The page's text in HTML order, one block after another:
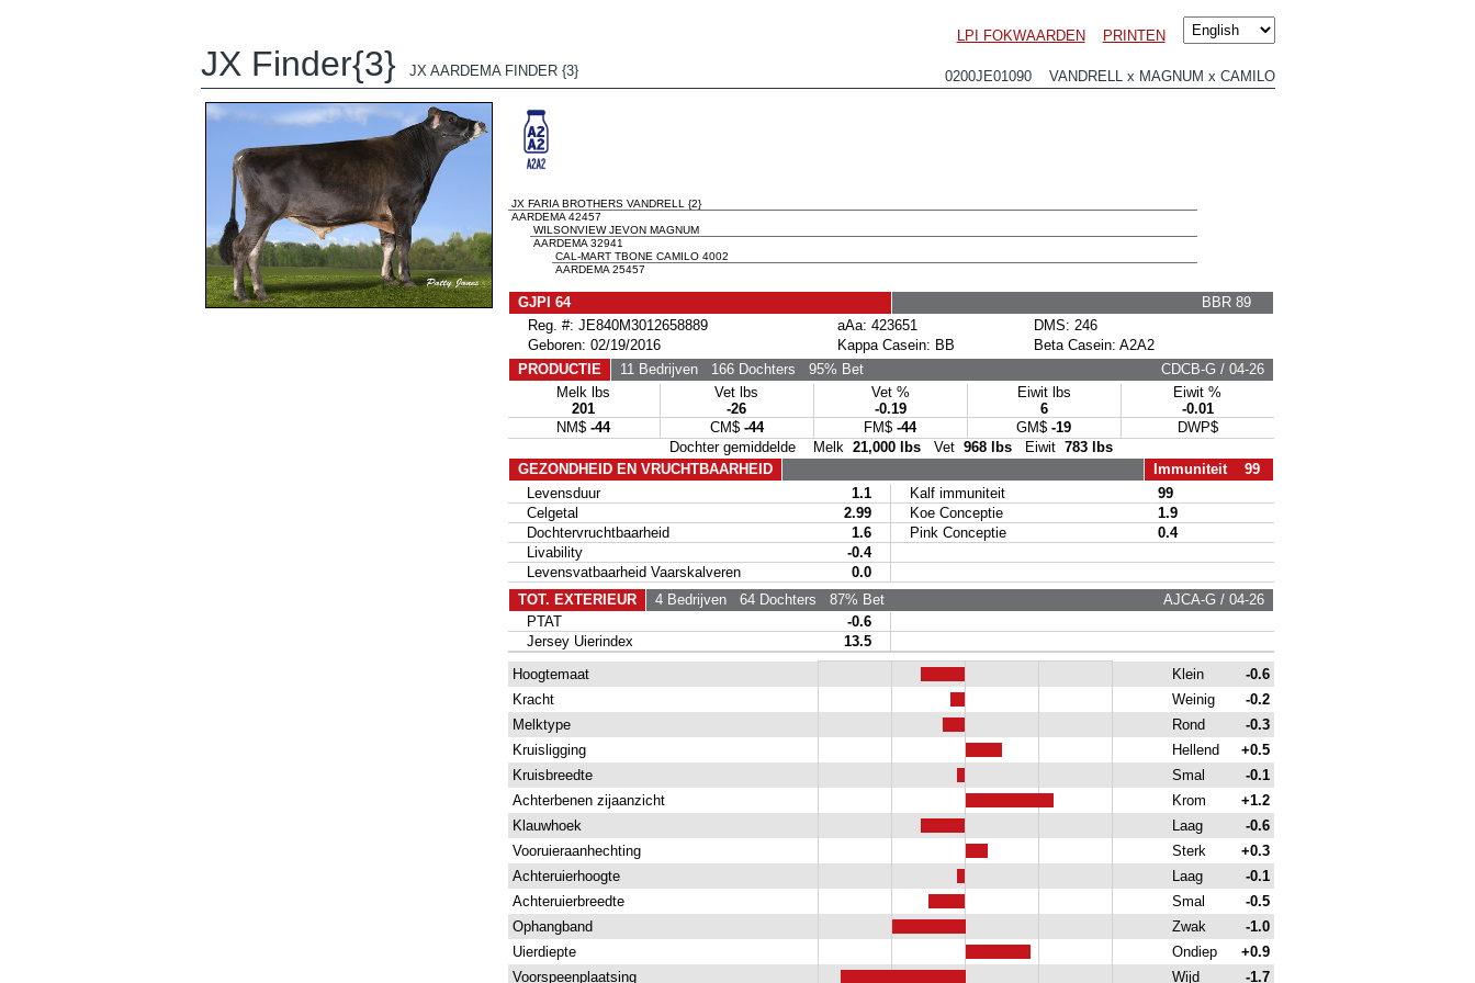
LPI FOKWAARDEN PRINTEN
JX Finder{3} JX AARDEMA FINDER {3} 0200JE01090 VANDRELL x MAGNUM x CAMILO
JX FARIA BROTHERS VANDRELL {2}
AARDEMA 42457
WILSONVIEW JEVON MAGNUM
AARDEMA 32941
CAL-MART TBONE CAMILO 4002
AARDEMA 25457
GJPI 64
BBR 89
Reg. #: JE840M3012658889
aAa: 423651
DMS: 246
Geboren: 02/19/2016
Kappa Casein: BB
Beta Casein: A2A2
PRODUCTIE
11 Bedrijven166 Dochters 95% Bet
CDCB-G / 04-26
Melk lbs
201
Vet lbs
-26
Vet %
-0.19
Eiwit lbs
6
Eiwit %
-0.01
NM$ -44 CM$ -44 FM$ -44 GM$ -19
DWP$
Dochter gemiddelde Melk 21,000 lbsVet 968 lbsEiwit 783 lbs
GEZONDHEID EN VRUCHTBAARHEID
Immuniteit 99
Levensduur
1.1 Kalf immuniteit
99
Celgetal
2.99 Koe Conceptie
1.9
Dochtervruchtbaarheid
1.6 Pink Conceptie
0.4
Livability
-0.4
Levensvatbaarheid Vaarskalveren
0.0
TOT. EXTERIEUR
4 Bedrijven64 Dochters 87% Bet
AJCA-G / 04-26
PTAT
-0.6
Jersey Uierindex
13.5
Hoogtemaat
Klein
-0.6
Kracht
Weinig
-0.2
Melktype
Rond
-0.3
Kruisligging
Hellend
+0.5
Kruisbreedte
Smal
-0.1
Achterbenen zijaanzicht
Krom
+1.2
Klauwhoek
Laag
-0.6
Vooruieraanhechting
Sterk
+0.3
Achteruierhoogte
Laag
-0.1
Achteruierbreedte
Smal
-0.5
Ophangband
Zwak
-1.0
Uierdiepte
Ondiep
+0.9
Voorspeenplaatsing
Wijd -1.7